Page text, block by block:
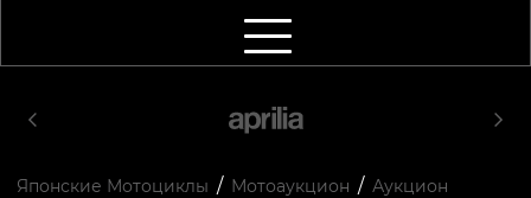
Японские Мотоциклы / Мотоаукцион / Аукцион